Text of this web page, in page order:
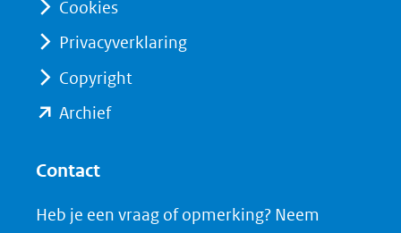
Cookies
Privacyverklaring
Copyright
Archief(opent
(verwijst
Contact
Heb je een vraag of opmerking? Neem